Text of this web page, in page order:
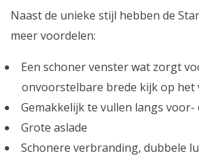
Naast de unieke stijl hebben de
meer voordelen:
Een schoner venster wat zorgt
onvoorstelbare brede kijk op het
Gemakkelijk te vullen langs voor-
Grote aslade
Schonere verbranding, dubbele